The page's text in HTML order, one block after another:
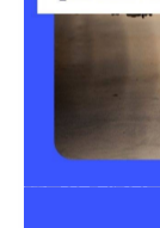
ムセンターで
す。ただし、
場合は、無理
持ち込み取付